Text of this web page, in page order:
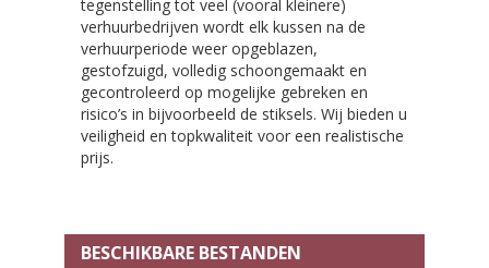
tegenstelling tot veel (vooral kleinere)
verhuurbedrijven wordt elk kussen na de
verhuurperiode weer opgeblazen,
gestofzuigd, volledig schoongemaakt en
gecontroleerd op mogelijke gebreken en
risico’s in bijvoorbeeld de stiksels. Wij bieden u
veiligheid en topkwaliteit voor een realistische
prijs.
BESCHIKBARE BESTANDEN